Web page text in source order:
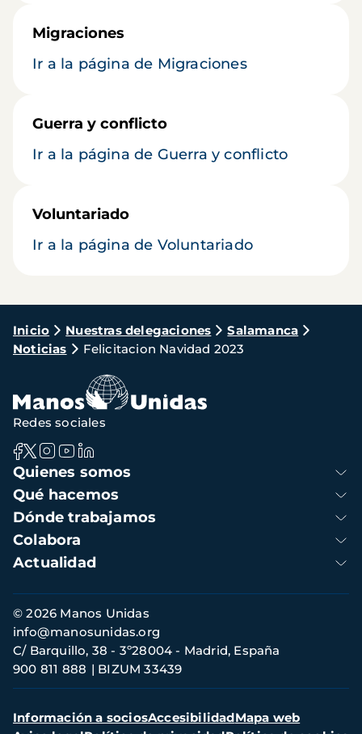
Migraciones
Ir a la página de Migraciones
Guerra y conflicto
Ir a la página de Guerra y conflicto
Voluntariado
Ir a la página de Voluntariado
Ruta
de
navegación
Inicio Nuestras delegaciones
Salamanca
Noticias
Felicitacion Navidad 2023
Navegación
principal
Quienes somos
Qué hacemos
Dónde trabajamos
Colabora
Actualidad
Redes sociales
Información
de
contacto
© 2026 Manos Unidas
C/ Barquillo, 38 - 3º28004 - Madrid, España
900 811 888
BIZUM 33439
info@manosunidas.org
Menú
Información a sociosAccesibilidadMapa web